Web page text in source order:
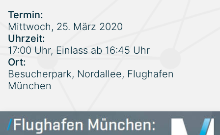
Termin:
Mittwoch, 25. März 2020
Uhrzeit:
17:00 Uhr, Einlass ab 16:45 Uhr
Ort:
Besucherpark, Nordallee, Flughafen
München